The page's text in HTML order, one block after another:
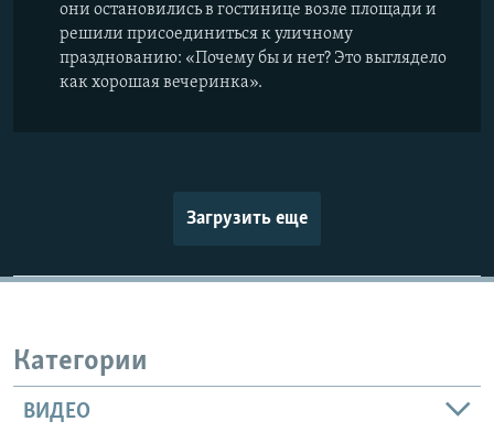
они остановились в гостинице возле площади и
решили присоединиться к уличному
празднованию: «Почему бы и нет? Это выглядело
как хорошая вечеринка».
Загрузить еще
Категории
ВИДЕО